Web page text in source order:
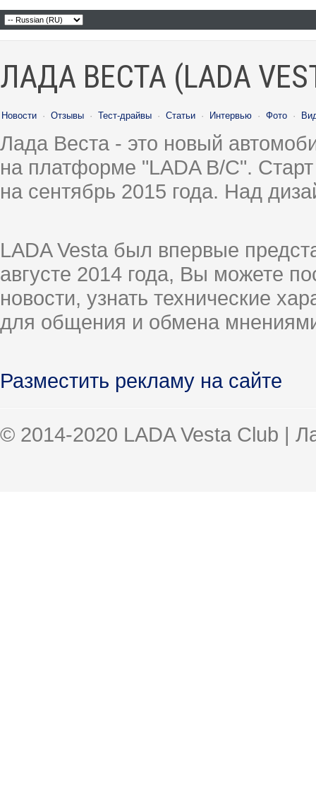
ЛАДА ВЕСТА (LADA
Новости · Отзывы · Тест-драйвы · Статьи · Интервью · Фото ·
Лада Веста - это новый
на платформе "LADA B/C".
на сентябрь 2015 года. Над
LADA Vesta был впервые
августе 2014 года, Вы можете
новости, узнать технические
для общения и обмена
Разместить рекламу на сайте
© 2014-2020 LADA Vesta Club |